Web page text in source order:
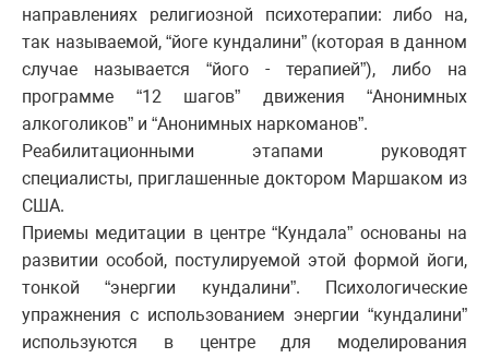
направлениях религиозной психотерапии: либо на,
так называемой, “йоге кундалини” (которая в данном
случае называется “його - терапией”), либо на
программе “12 шагов” движения “Анонимных
алкоголиков” и “Анонимных наркоманов”.
Реабилитационными этапами руководят
специалисты, приглашенные доктором Маршаком из
США.
Приемы медитации в центре “Кундала” основаны на
развитии особой, постулируемой этой формой йоги,
тонкой “энергии кундалини”. Психологические
упражнения с использованием энергии “кундалини”
используются в центре для моделирования